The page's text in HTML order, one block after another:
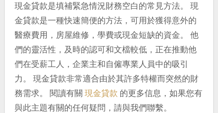
現金貸款是填補緊急情況財務空白的常見方法。 現
金貸款是一種快速簡便的方法，可用於獲得意外的
醫療費用，房屋維修，學費或現金短缺的資金。 他
們的靈活性，及時的認可和文檔較低，正在推動他
們在受薪工人，企業主和自僱專業人員中的吸引
力。 現金貸款非常適合由於其許多特權而突然的財
務需求。 閱讀有關 現金貸款 的更多信息，如果您有
與此主題有關的任何疑問，請與我們聯繫。